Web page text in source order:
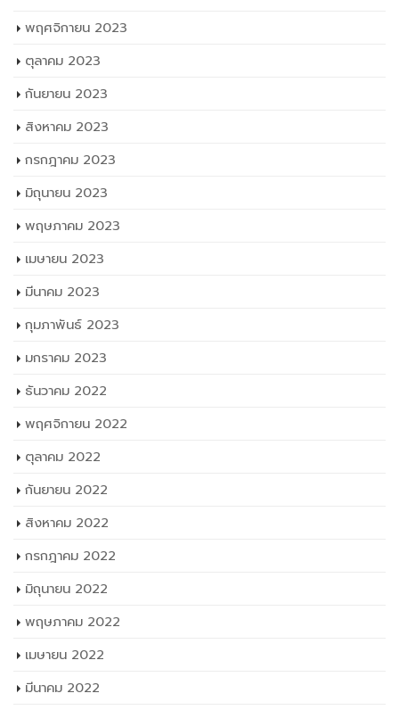
พฤศจิกายน 2023
ตุลาคม 2023
กันยายน 2023
สิงหาคม 2023
กรกฎาคม 2023
มิถุนายน 2023
พฤษภาคม 2023
เมษายน 2023
มีนาคม 2023
กุมภาพันธ์ 2023
มกราคม 2023
ธันวาคม 2022
พฤศจิกายน 2022
ตุลาคม 2022
กันยายน 2022
สิงหาคม 2022
กรกฎาคม 2022
มิถุนายน 2022
พฤษภาคม 2022
เมษายน 2022
มีนาคม 2022